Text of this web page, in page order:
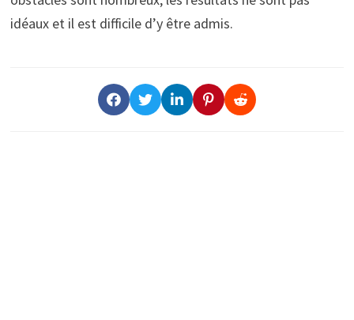
idéaux et il est difficile d’y être admis.